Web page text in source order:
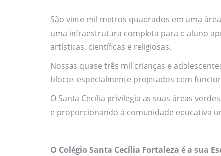
São vinte mil metros quadrados em uma
uma infraestrutura completa para o aluno
artísticas, científicas e religiosas.
Nossas quase três mil crianças e
blocos especialmente projetados com
O Santa Cecília privilegia as suas áreas
e proporcionando à comunidade educativa
O Colégio Santa Cecília Fortaleza é a sua